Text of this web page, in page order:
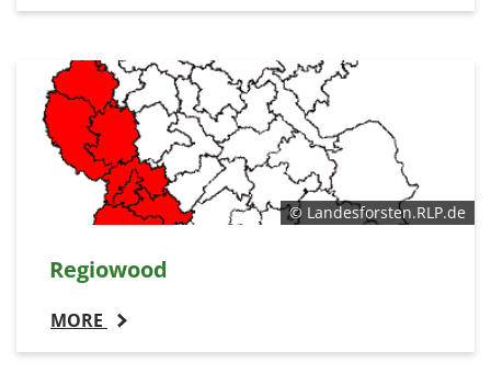
© Landesforsten.RLP.de
Regiowood
MORE